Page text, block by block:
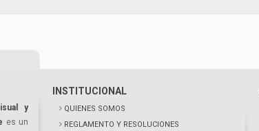
y
es un
INSTITUCIONAL
QUIENES SOMOS
REGLAMENTO Y RESOLUCIONES